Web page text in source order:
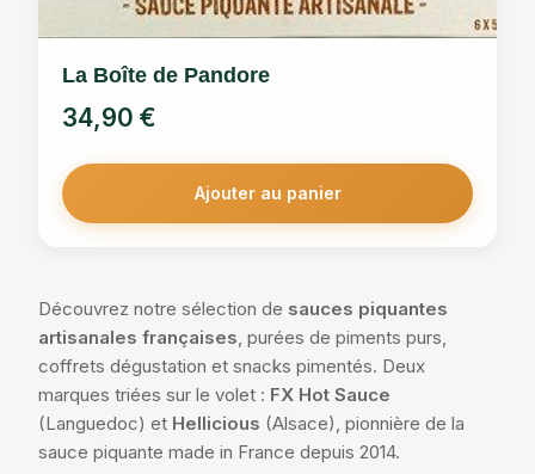
La Boîte de Pandore
34,90 €
Ajouter au panier
Découvrez notre sélection de sauces piquantes
artisanales françaises , purées de piments purs,
coffrets dégustation et snacks pimentés. Deux
marques triées sur le volet : FX Hot Sauce
(Languedoc) et Hellicious (Alsace), pionnière de la
sauce piquante made in France depuis 2014.